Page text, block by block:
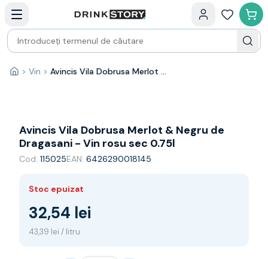
Bauturi fine — selectie
Produse Noi
Cosuri cadou
Pachete & Cadouri
Vin
Franta
Spania
Africa de Sud
Germania
Noua Zeelanda
Spumante
Acasă
> Vin > Avincis Vila Dobrusa Merlot & Negru de Dragasani - Vin rosu sec 0.75l
Avincis Vila Dobrusa Merlot & Negru de
Dragasani - Vin rosu sec 0.75l
Cod: 115025EAN: 6426290018145
Stoc epuizat
32,54 lei
43,39 lei / litru